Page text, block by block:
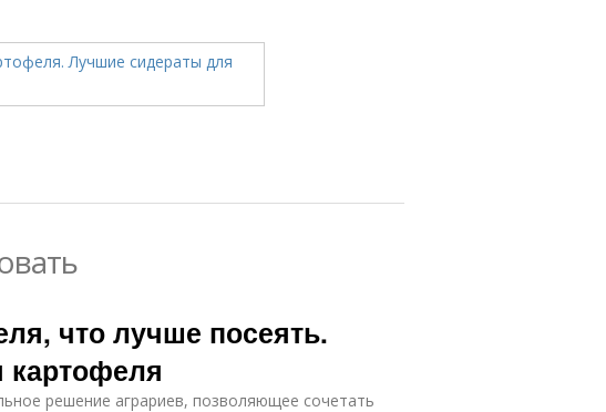
что лучше посеять.
решение аграриев, позволяющее сочетать